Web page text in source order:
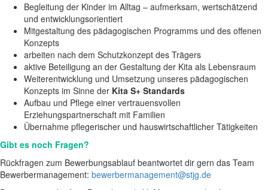
Begleitung der Kinder im Alltag – aufmerksam, wertschätzend
und entwicklungsorientiert
Mitgestaltung des pädagogischen Programms und des offenen
Konzepts
arbeiten nach dem Schutzkonzept des Trägers
aktive Beteiligung an der Gestaltung der Kita als Lebensraum
Weiterentwicklung und Umsetzung unseres pädagogischen
Konzepts im Sinne der Kita S+ Standards
Aufbau und Pflege einer vertrauensvollen
Erziehungspartnerschaft mit Familien
Übernahme pflegerischer und hauswirtschaftlicher Tätigkeiten
Gibt es noch Fragen?
Rückfragen zum Bewerbungsablauf beantwortet dir gern das Team
Bewerbermanagement: bewerbermanagement@stjg.de